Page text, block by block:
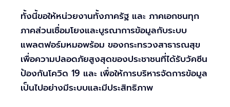
ทั้งนี้ขอให้หน่วยงานทั้งภาครัฐ และ ภาคเอกชนทุก
ภาคส่วนเชื่อมโยงและบูรณาการข้อมูลกับระบบ
แพลตฟอร์มหมอพร้อม ของกระทรวงสาธารณสุข
เพื่อความปลอดภัยสูงสุดของประชาชนที่ได้รับวัคซีน
ป้องกันโควิด 19 และ เพื่อให้การบริหารจัดการข้อมูล
เป็นไปอย่างมีระบบและมีประสิทธิภาพ